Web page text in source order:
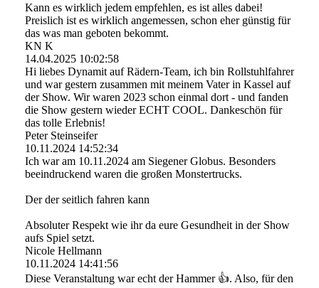
Kann es wirklich jedem empfehlen, es ist alles dabei!
Preislich ist es wirklich angemessen, schon eher günstig für
das was man geboten bekommt.
KN K
14.04.2025 10:02:58
Hi liebes Dynamit auf Rädern-Team, ich bin Rollstuhlfahrer
und war gestern zusammen mit meinem Vater in Kassel auf
der Show. Wir waren 2023 schon einmal dort - und fanden
die Show gestern wieder ECHT COOL. Dankeschön für
das tolle Erlebnis!
Peter Steinseifer
10.11.2024 14:52:34
Ich war am 10.11.2024 am Siegener Globus. Besonders
beeindruckend waren die großen Monstertrucks.
Der der seitlich fahren kann
Absoluter Respekt wie ihr da eure Gesundheit in der Show
aufs Spiel setzt.
Nicole Hellmann
10.11.2024 14:41:56
Diese Veranstaltung war echt der Hammer 👍. Also, für den